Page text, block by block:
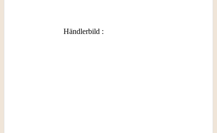
Händlerbild :